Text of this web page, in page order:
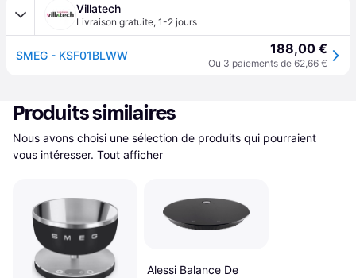
Villatech
Livraison gratuite, 1-2 jours
SMEG - KSF01BLWW 188,00 €
Ou 3 paiements de 62,66 €
Produits similaires
Nous avons choisi une sélection de produits qui pourraient
vous intéresser. Tout afficher
Alessi Balance De